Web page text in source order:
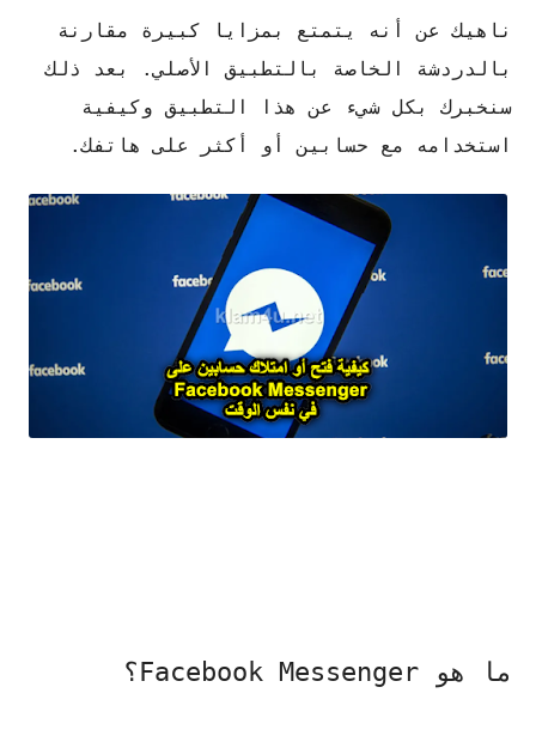
ناهيك عن أنه يتمتع بمزايا كبيرة مقارنة
بالدردشة الخاصة بالتطبيق الأصلي. بعد ذلك
سنخبرك بكل شيء عن هذا التطبيق وكيفية
استخدامه مع حسابين أو أكثر على هاتفك.
ما هو Facebook Messenger؟